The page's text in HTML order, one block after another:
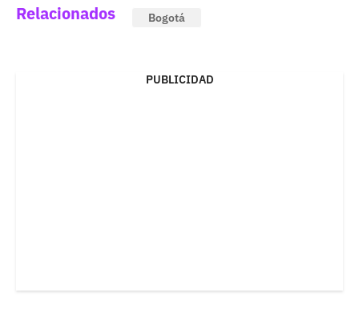
Relacionados Bogotá
PUBLICIDAD